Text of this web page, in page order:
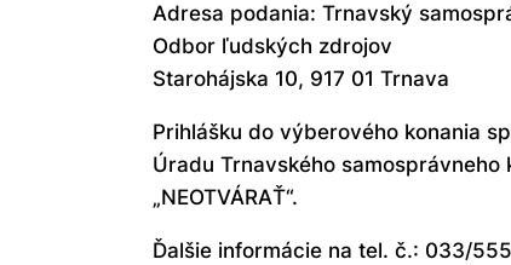
Adresa podania: Trnavský
Odbor ľudských zdrojov
Starohájska 10, 917 01 Trnava
Prihlášku do výberového konania
Úradu Trnavského samosprávneho
„NEOTVÁRAŤ“.
Ďalšie informácie na tel. č.: 033/